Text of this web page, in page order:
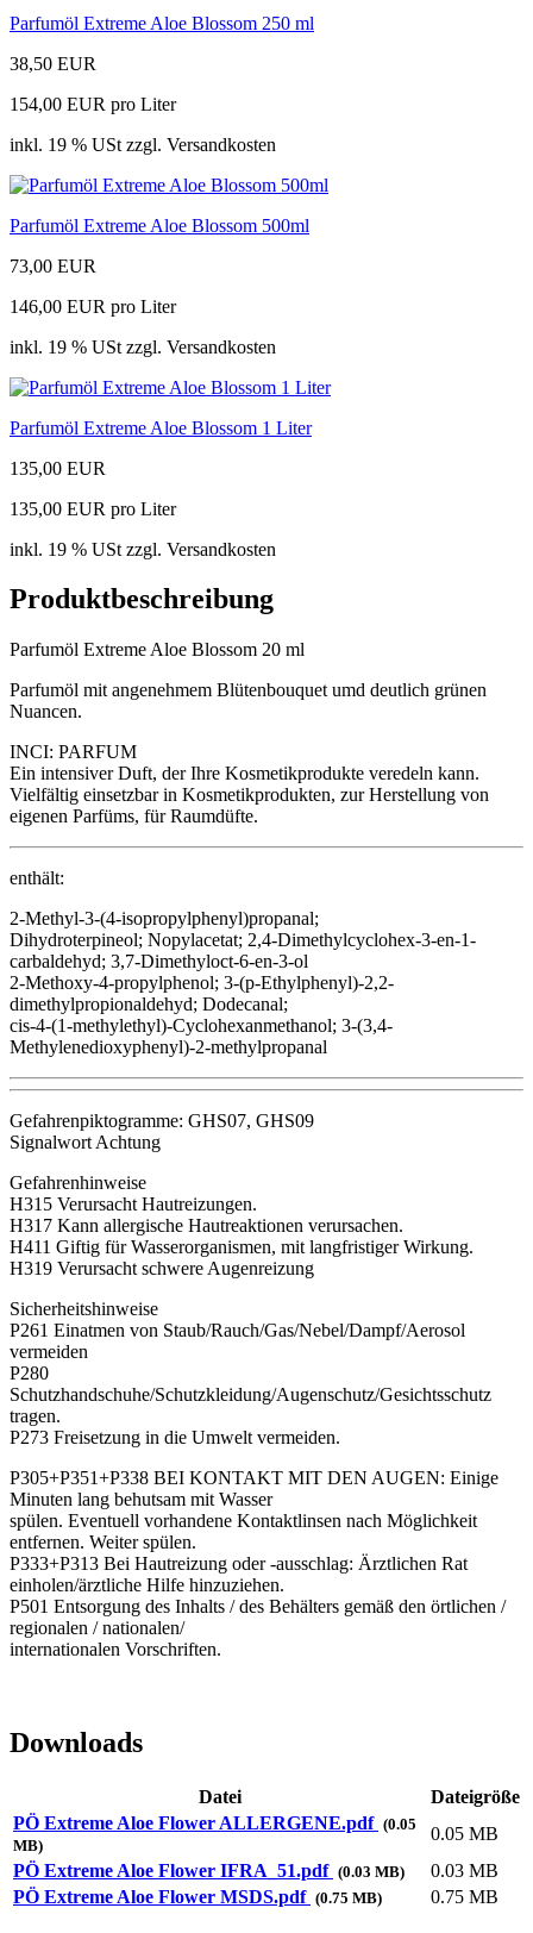
Parfumöl Extreme Aloe Blossom 250 ml
38,50 EUR
154,00 EUR pro Liter
inkl. 19 % USt zzgl. Versandkosten
Parfumöl Extreme Aloe Blossom 500ml
73,00 EUR
146,00 EUR pro Liter
inkl. 19 % USt zzgl. Versandkosten
Parfumöl Extreme Aloe Blossom 1 Liter
135,00 EUR
135,00 EUR pro Liter
inkl. 19 % USt zzgl. Versandkosten
Produktbeschreibung
Parfumöl Extreme Aloe Blossom 20 ml
Parfumöl mit angenehmem Blütenbouquet umd deutlich grünen
Nuancen.
INCI: PARFUM
Ein intensiver Duft, der Ihre Kosmetikprodukte veredeln kann.
Vielfältig einsetzbar in Kosmetikprodukten, zur Herstellung von
eigenen Parfüms, für Raumdüfte.
enthält:
2-Methyl-3-(4-isopropylphenyl)propanal;
Dihydroterpineol; Nopylacetat; 2,4-Dimethylcyclohex-3-en-1-
carbaldehyd; 3,7-Dimethyloct-6-en-3-ol
2-Methoxy-4-propylphenol; 3-(p-Ethylphenyl)-2,2-
dimethylpropionaldehyd; Dodecanal;
cis-4-(1-methylethyl)-Cyclohexanmethanol; 3-(3,4-
Methylenedioxyphenyl)-2-methylpropanal
Gefahrenpiktogramme: GHS07, GHS09
Signalwort Achtung
Gefahrenhinweise
H315 Verursacht Hautreizungen.
H317 Kann allergische Hautreaktionen verursachen.
H411 Giftig für Wasserorganismen, mit langfristiger Wirkung.
H319 Verursacht schwere Augenreizung
Sicherheitshinweise
P261 Einatmen von Staub/Rauch/Gas/Nebel/Dampf/Aerosol
vermeiden
P280
Schutzhandschuhe/Schutzkleidung/Augenschutz/Gesichtsschutz
tragen.
P273 Freisetzung in die Umwelt vermeiden.
P305+P351+P338 BEI KONTAKT MIT DEN AUGEN: Einige
Minuten lang behutsam mit Wasser
spülen. Eventuell vorhandene Kontaktlinsen nach Möglichkeit
entfernen. Weiter spülen.
P333+P313 Bei Hautreizung oder -ausschlag: Ärztlichen Rat
einholen/ärztliche Hilfe hinzuziehen.
P501 Entsorgung des Inhalts / des Behälters gemäß den örtlichen /
regionalen / nationalen/
internationalen Vorschriften.
Downloads
Datei
Dateigröße
PÖ Extreme Aloe Flower ALLERGENE.pdf (0.05
MB)
0.05 MB
PÖ Extreme Aloe Flower IFRA_51.pdf (0.03 MB)
0.03 MB
PÖ Extreme Aloe Flower MSDS.pdf (0.75 MB) 0.75 MB